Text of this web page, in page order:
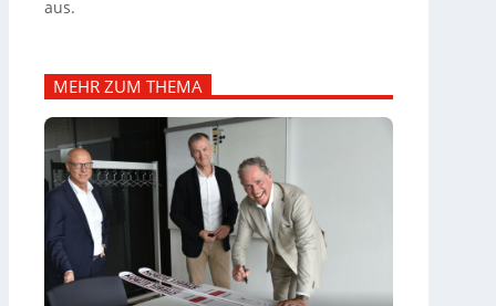
aus.
MEHR ZUM THEMA